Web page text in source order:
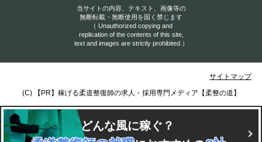
どんな風に稼ぐ？
当サイトの内容、テキスト、画像等の
無断転載・無断使用を固く禁じます
（ Unauthorized copying and
replication of the contents of this site,
text and images are strictly prohibited.）
サイトマップ
(C)
稼げる柔道整復師の求人・採用専門メディア【柔整の道】